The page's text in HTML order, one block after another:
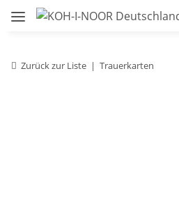
Zurück zur Liste Trauerkarten